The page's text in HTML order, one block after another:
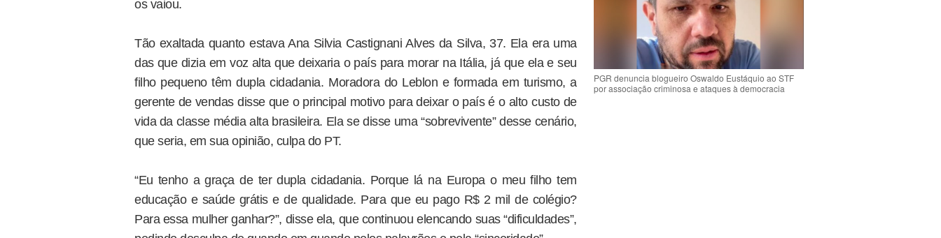
os vaiou.
Tão exaltada quanto estava Ana Silvia Castignani Alves da Silva, 37. Ela era uma
das que dizia em voz alta que deixaria o país para morar na Itália, já que ela e seu
filho pequeno têm dupla cidadania. Moradora do Leblon e formada em turismo, a
gerente de vendas disse que o principal motivo para deixar o país é o alto custo de
vida da classe média alta brasileira. Ela se disse uma “sobrevivente” desse cenário,
que seria, em sua opinião, culpa do PT.
“Eu tenho a graça de ter dupla cidadania. Porque lá na Europa o meu filho tem
educação e saúde grátis e de qualidade. Para que eu pago R$ 2 mil de colégio?
Para essa mulher ganhar?”, disse ela, que continuou elencando suas “dificuldades”,
PGR denuncia blogueiro Oswaldo Eustáquio ao STF
por associação criminosa e ataques à democracia